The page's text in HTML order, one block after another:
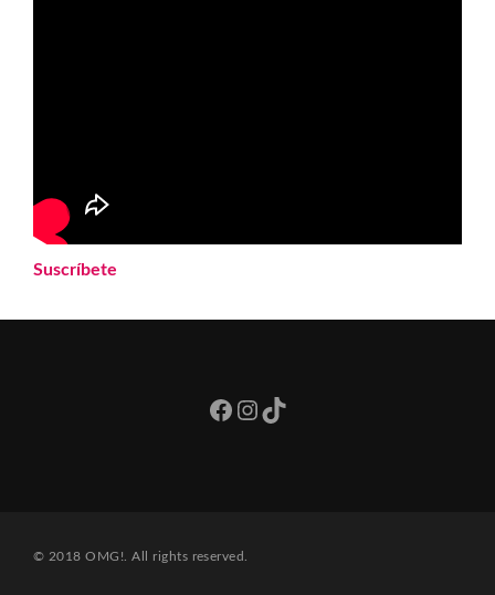
Suscríbete
Facebook
Instagram
TikTok
© 2018 OMG!. All rights reserved.